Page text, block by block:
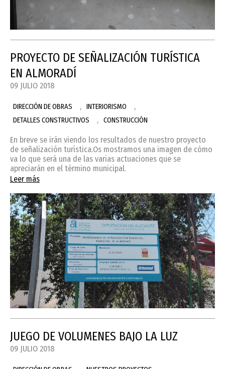
PROYECTO DE SEÑALIZACIÓN TURÍSTICA
EN ALMORADÍ
09 JULIO 2018
DIRECCIÓN DE OBRAS , INTERIORISMO ,
DETALLES CONSTRUCTIVOS , CONSTRUCCIÓN
En breve se irán viendo los resultados de nuestro proyecto
de señalización turística.Os mostramos una imagen de cómo
va lo que será una de las varias actuaciones que se
apreciarán en el término municipal.
Leer más
JUEGO DE VOLUMENES BAJO LA LUZ
09 JULIO 2018